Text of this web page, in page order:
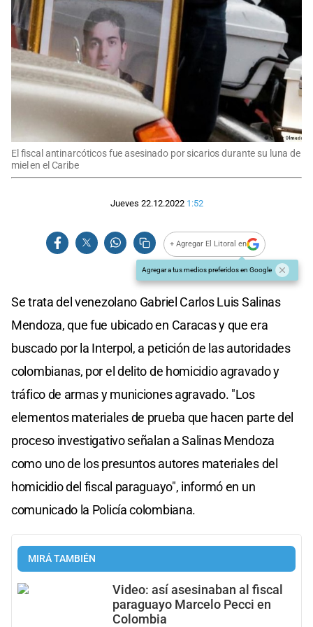
El fiscal antinarcóticos fue asesinado por sicarios durante su luna de
miel en el Caribe
Jueves 22.12.2022 1:52
+ Agregar El Litoral en
Agregar a tus medios preferidos en Google
Se trata del venezolano Gabriel Carlos Luis Salinas
Mendoza, que fue ubicado en Caracas y que era
buscado por la Interpol, a petición de las autoridades
colombianas, por el delito de homicidio agravado y
tráfico de armas y municiones agravado. "Los
elementos materiales de prueba que hacen parte del
proceso investigativo señalan a Salinas Mendoza
como uno de los presuntos autores materiales del
homicidio del fiscal paraguayo", informó en un
comunicado la Policía colombiana.
MIRÁ TAMBIÉN
Video: así asesinaban al fiscal
paraguayo Marcelo Pecci en
Colombia